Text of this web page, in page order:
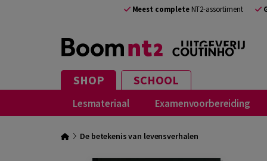
Meest completeNT2-assortiment
SHOP SCHOOL
Lesmateriaal Examenvoorbereiding
De betekenis van levensverhalen